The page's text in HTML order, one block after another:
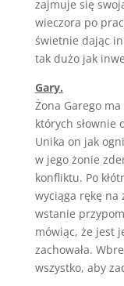
zajmuje się
wieczora po
świetnie dając
tak dużo jak
Gary.
Żona Garego
których słownie
Unika on jak
w jego żonie
konfliktu. Po
wyciąga rękę na
wstanie
mówiąc, że jest
zachowała.
wszystko, aby